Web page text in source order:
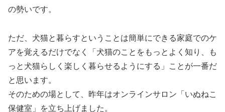
の勢いです。
ただ、犬猫と暮らすということは簡単にできる家庭でのケ
アを覚えるだけでなく「犬猫のことをもっとよく知り、も
っと犬猫らしく楽しく暮らせるようにする」ことが一番だ
と思います。
そのための場として、昨年はオンラインサロン「いぬねこ
保健室」を立ち上げました。